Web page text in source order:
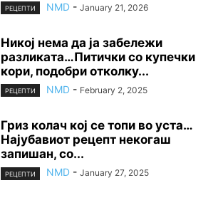
РЕЦЕПТИ NMD - January 21, 2026
Никој нема да ја забележи
разликата…Питички со купечки
кори, подобри отколку...
РЕЦЕПТИ NMD - February 2, 2025
Гриз колач кој се топи во уста…
Најубавиот рецепт некогаш
запишан, со...
РЕЦЕПТИ NMD - January 27, 2025